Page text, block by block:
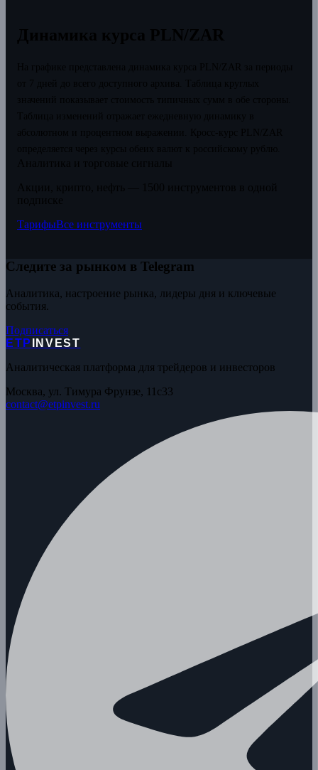
ТарифыВсе инструменты
Следите за рынком в Telegram
Аналитика, настроение рынка, лидеры дня и ключевые
события.
Подписаться
ETP
INVEST
Аналитическая платформа для трейдеров и инвесторов
Москва, ул. Тимура Фрунзе, 11с33
contact@etpinvest.ru